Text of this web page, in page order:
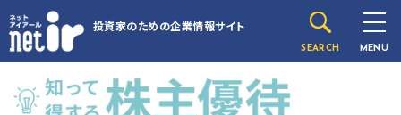
投資家のための企業情報サイト
SEARCH MENU